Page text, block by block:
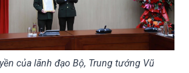
của lãnh đạo Bộ, Trung tướng Vũ